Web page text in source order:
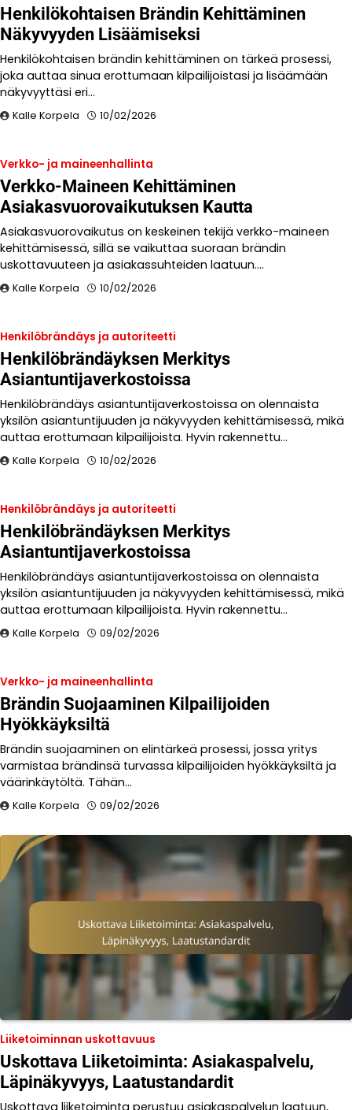
Henkilökohtaisen Brändin Kehittäminen
Näkyvyyden Lisäämiseksi
Henkilökohtaisen brändin kehittäminen on tärkeä prosessi,
joka auttaa sinua erottumaan kilpailijoistasi ja lisäämään
näkyvyyttäsi eri…
Kalle Korpela 10/02/2026
Verkko- ja maineenhallinta
Verkko-Maineen Kehittäminen
Asiakasvuorovaikutuksen Kautta
Asiakasvuorovaikutus on keskeinen tekijä verkko-maineen
kehittämisessä, sillä se vaikuttaa suoraan brändin
uskottavuuteen ja asiakassuhteiden laatuun.…
Kalle Korpela 10/02/2026
Henkilöbrändäys ja autoriteetti
Henkilöbrändäyksen Merkitys
Asiantuntijaverkostoissa
Henkilöbrändäys asiantuntijaverkostoissa on olennaista
yksilön asiantuntijuuden ja näkyvyyden kehittämisessä, mikä
auttaa erottumaan kilpailijoista. Hyvin rakennettu…
Kalle Korpela 10/02/2026
Henkilöbrändäys ja autoriteetti
Henkilöbrändäyksen Merkitys
Asiantuntijaverkostoissa
Henkilöbrändäys asiantuntijaverkostoissa on olennaista
yksilön asiantuntijuuden ja näkyvyyden kehittämisessä, mikä
auttaa erottumaan kilpailijoista. Hyvin rakennettu…
Kalle Korpela 09/02/2026
Verkko- ja maineenhallinta
Brändin Suojaaminen Kilpailijoiden
Hyökkäyksiltä
Brändin suojaaminen on elintärkeä prosessi, jossa yritys
varmistaa brändinsä turvassa kilpailijoiden hyökkäyksiltä ja
väärinkäytöltä. Tähän…
Kalle Korpela 09/02/2026
Liiketoiminnan uskottavuus
Uskottava Liiketoiminta: Asiakaspalvelu,
Läpinäkyvyys, Laatustandardit